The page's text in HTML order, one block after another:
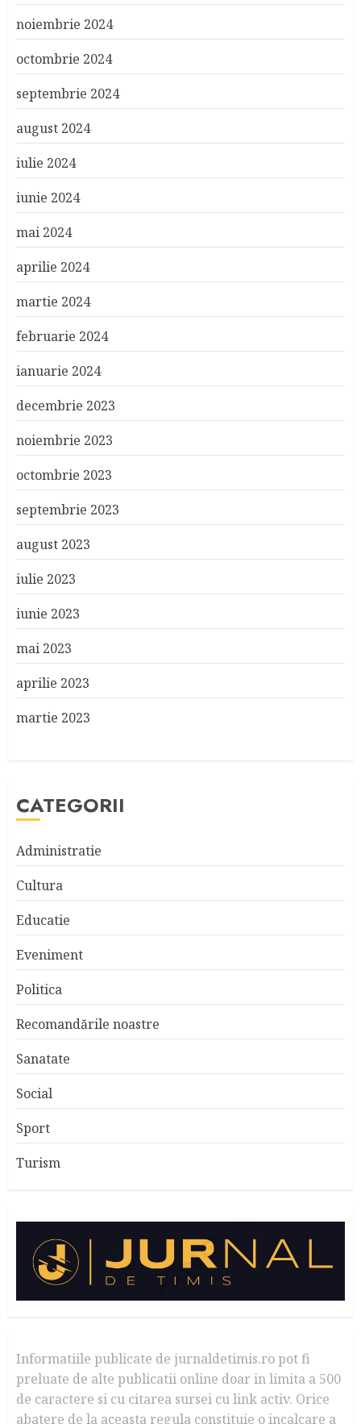
noiembrie 2024
octombrie 2024
septembrie 2024
august 2024
iulie 2024
iunie 2024
mai 2024
aprilie 2024
martie 2024
februarie 2024
ianuarie 2024
decembrie 2023
noiembrie 2023
octombrie 2023
septembrie 2023
august 2023
iulie 2023
iunie 2023
mai 2023
aprilie 2023
martie 2023
CATEGORII
Administratie
Cultura
Educatie
Eveniment
Politica
Recomandările noastre
Sanatate
Social
Sport
Turism
Informatiile publicate de jurnaldetimis.ro pot fi
preluate de alte publicatii online doar in limita a 500
de caractere si cu citarea sursei cu link activ. Orice
abatere de la aceasta regula constituie o incalcare a